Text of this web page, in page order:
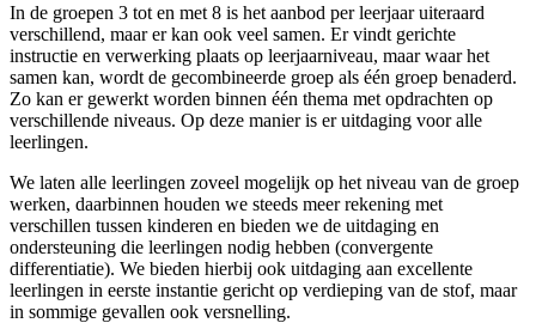
In de groepen 3 tot en met 8 is het aanbod per leerjaar uiteraard
verschillend, maar er kan ook veel samen. Er vindt gerichte
instructie en verwerking plaats op leerjaarniveau, maar waar het
samen kan, wordt de gecombineerde groep als één groep benaderd.
Zo kan er gewerkt worden binnen één thema met opdrachten op
verschillende niveaus. Op deze manier is er uitdaging voor alle
leerlingen.
We laten alle leerlingen zoveel mogelijk op het niveau van de groep
werken, daarbinnen houden we steeds meer rekening met
verschillen tussen kinderen en bieden we de uitdaging en
ondersteuning die leerlingen nodig hebben (convergente
differentiatie). We bieden hierbij ook uitdaging aan excellente
leerlingen in eerste instantie gericht op verdieping van de stof, maar
in sommige gevallen ook versnelling.